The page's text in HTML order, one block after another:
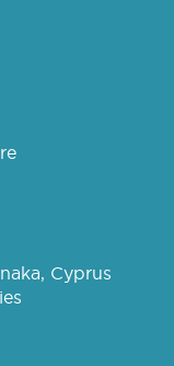
Cyprus